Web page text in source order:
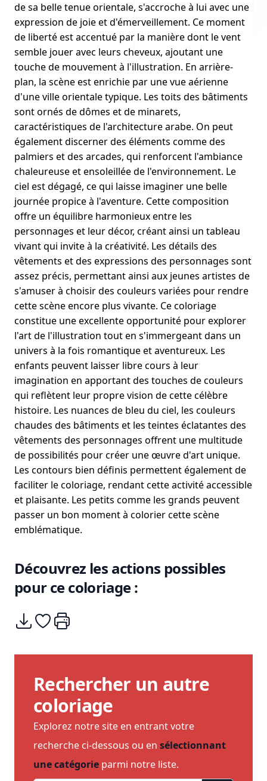
de sa belle tenue orientale, s'accroche à lui avec une
expression de joie et d'émerveillement. Ce moment
de liberté est accentué par la manière dont le vent
semble jouer avec leurs cheveux, ajoutant une
touche de mouvement à l'illustration. En arrière-
plan, la scène est enrichie par une vue aérienne
d'une ville orientale typique. Les toits des bâtiments
sont ornés de dômes et de minarets,
caractéristiques de l'architecture arabe. On peut
également discerner des éléments comme des
palmiers et des arcades, qui renforcent l'ambiance
chaleureuse et ensoleillée de l'environnement. Le
ciel est dégagé, ce qui laisse imaginer une belle
journée propice à l'aventure. Cette composition
offre un équilibre harmonieux entre les
personnages et leur décor, créant ainsi un tableau
vivant qui invite à la créativité. Les détails des
vêtements et des expressions des personnages sont
assez précis, permettant ainsi aux jeunes artistes de
s'amuser à choisir des couleurs variées pour rendre
cette scène encore plus vivante. Ce coloriage
constitue une excellente opportunité pour explorer
l'art de l'illustration tout en s'immergeant dans un
univers à la fois romantique et aventureux. Les
enfants peuvent laisser libre cours à leur
imagination en apportant des touches de couleurs
qui reflètent leur propre vision de cette célèbre
histoire. Les nuances de bleu du ciel, les couleurs
chaudes des bâtiments et les teintes éclatantes des
vêtements des personnages offrent une multitude
de possibilités pour créer une œuvre d'art unique.
Les contours bien définis permettent également de
faciliter le coloriage, rendant cette activité accessible
et plaisante. Les petits comme les grands peuvent
passer un bon moment à colorier cette scène
emblématique.
Découvrez les actions possibles
pour ce coloriage :
Télécharger
Ajouter à mes coups de coeurs
Imprimer
Rechercher un autre
coloriage
Explorez notre site en entrant votre
recherche ci-dessous ou en sélectionnant
une catégorie parmi notre liste.